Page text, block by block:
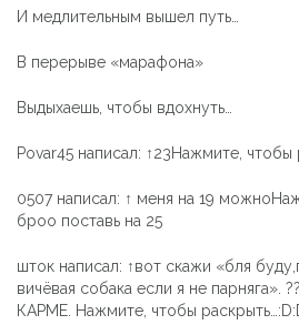
И медлительным вышел путь…
В перерыве «марафона»
Выдыхаешь, чтобы вдохнуть…
Povar45 написал: ↑23Нажмите, чтобы
0507 написал: ↑ меня на 19
броо поставь на 25
шток написал: ↑вот скажи «бля
вичёвая собака если я не
КАРМЕ. Нажмите, чтобы